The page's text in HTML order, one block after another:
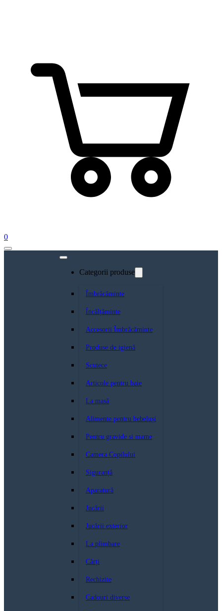
0
Categorii produse
Îmbrăcăminte
Încălțăminte
Accesorii Îmbrăcăminte
Produse de igienă
Scutece
Articole pentru baie
La masă
Alimente pentru bebeluși
Pentru gravide si mame
Camera Copilului
Siguranță
Aparatură
Jucării
Jucării exterior
La plimbare
Cărți
Rechizite
Cadouri diverse